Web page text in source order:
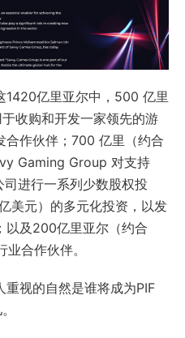
1420亿里亚尔中，500 亿里
收购和开发一家领先的游
合作伙伴；700 亿里（约合
Gaming Group 对支持
进行一系列少数股权投
美元）的多元化投资，以发
以及200亿里亚尔（约合
合作伙伴。
视的自然是谁将成为PIF